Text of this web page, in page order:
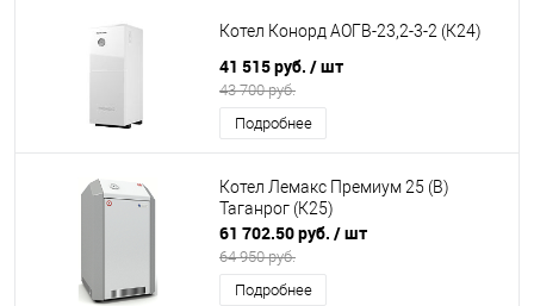
Котел Конорд АОГВ-23,2-3-2 (К24)
41 515 руб. / шт
43 700 руб.
Подробнее
Котел Лемакс Премиум 25 (В)
Таганрог (К25)
61 702.50 руб. / шт
64 950 руб.
Подробнее